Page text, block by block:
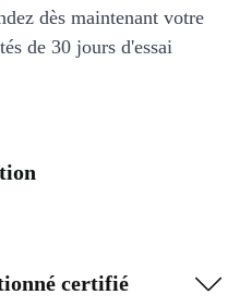
dès maintenant votre
de 30 jours d'essai
certifié